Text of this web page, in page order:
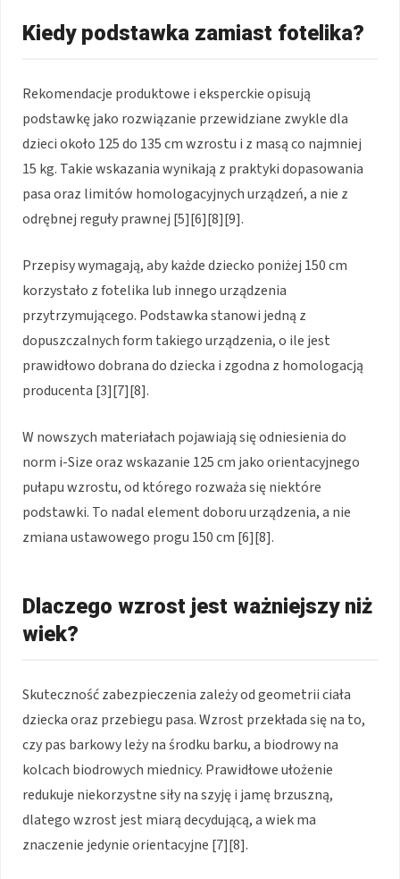
Kiedy podstawka zamiast fotelika?
Rekomendacje produktowe i eksperckie opisują
podstawkę jako rozwiązanie przewidziane zwykle dla
dzieci około 125 do 135 cm wzrostu i z masą co najmniej
15 kg. Takie wskazania wynikają z praktyki dopasowania
pasa oraz limitów homologacyjnych urządzeń, a nie z
odrębnej reguły prawnej [5][6][8][9].
Przepisy wymagają, aby każde dziecko poniżej 150 cm
korzystało z fotelika lub innego urządzenia
przytrzymującego. Podstawka stanowi jedną z
dopuszczalnych form takiego urządzenia, o ile jest
prawidłowo dobrana do dziecka i zgodna z homologacją
producenta [3][7][8].
W nowszych materiałach pojawiają się odniesienia do
norm i-Size oraz wskazanie 125 cm jako orientacyjnego
pułapu wzrostu, od którego rozważa się niektóre
podstawki. To nadal element doboru urządzenia, a nie
zmiana ustawowego progu 150 cm [6][8].
Dlaczego wzrost jest ważniejszy niż
wiek?
Skuteczność zabezpieczenia zależy od geometrii ciała
dziecka oraz przebiegu pasa. Wzrost przekłada się na to,
czy pas barkowy leży na środku barku, a biodrowy na
kolcach biodrowych miednicy. Prawidłowe ułożenie
redukuje niekorzystne siły na szyję i jamę brzuszną,
dlatego wzrost jest miarą decydującą, a wiek ma
znaczenie jedynie orientacyjne [7][8].